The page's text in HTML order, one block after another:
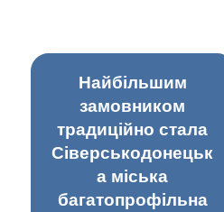
Найбільшим
замовником
традиційно стала
Сіверськодонецьк
а міська
багатопрофільна